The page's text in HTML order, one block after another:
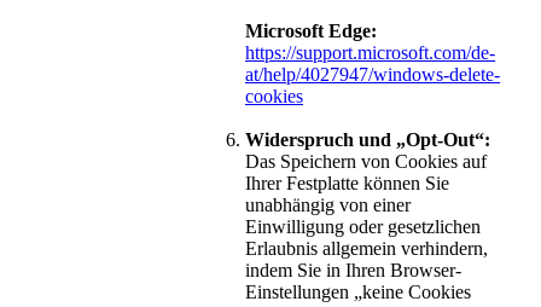
Microsoft Edge:
https://support.microsoft.com/de-
at/help/4027947/windows-delete-
cookies
Widerspruch und „Opt-Out“:
Das Speichern von Cookies auf
Ihrer Festplatte können Sie
unabhängig von einer
Einwilligung oder gesetzlichen
Erlaubnis allgemein verhindern,
indem Sie in Ihren Browser-
Einstellungen „keine Cookies